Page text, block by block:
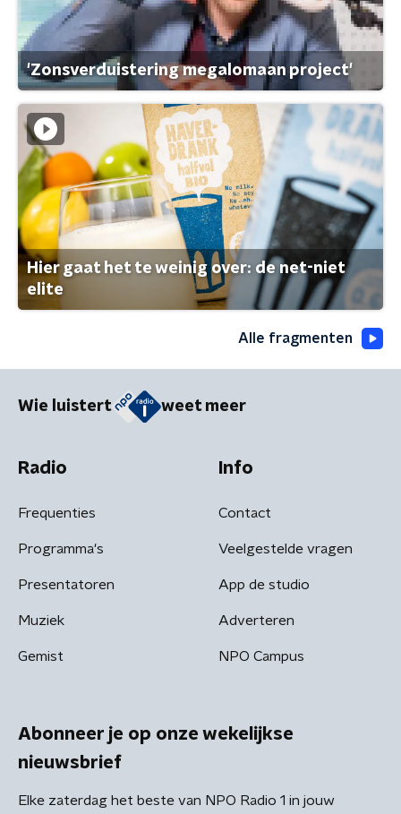
'Zonsverduistering megalomaan project'
Hier gaat het te weinig over: de net-niet
elite
Alle fragmenten
Wie luistert weet meer
Radio
Frequenties
Programma's
Presentatoren
Muziek
Gemist
Info
Contact
Veelgestelde vragen
App de studio
Adverteren
NPO Campus
Abonneer je op onze wekelijkse
nieuwsbrief
Elke zaterdag het beste van NPO Radio 1 in jouw